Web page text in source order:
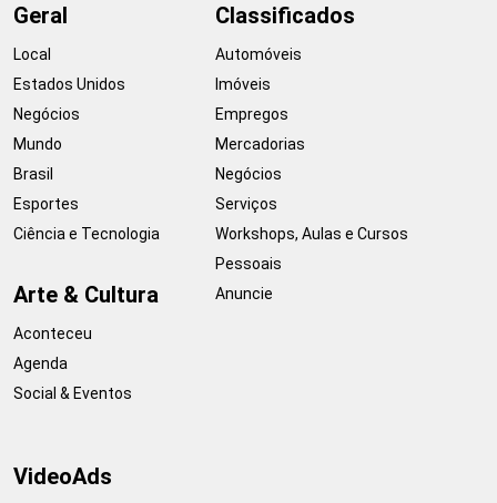
Geral
Local
Estados Unidos
Negócios
Mundo
Brasil
Esportes
Ciência e Tecnologia
Arte & Cultura
Aconteceu
Agenda
Social & Eventos
Classificados
Automóveis
Imóveis
Empregos
Mercadorias
Negócios
Serviços
Workshops, Aulas e Cursos
Pessoais
Anuncie
VideoAds